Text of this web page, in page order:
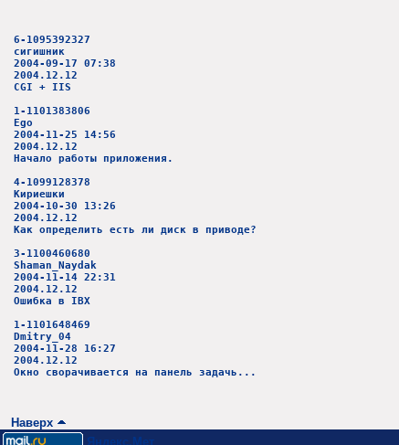
6-1095392327
сигишник
2004-09-17 07:38
2004.12.12
CGI + IIS
1-1101383806
Ego
2004-11-25 14:56
2004.12.12
Начало работы приложения.
4-1099128378
Кириешки
2004-10-30 13:26
2004.12.12
Как определить есть ли диск в приводе?
3-1100460680
Shaman_Naydak
2004-11-14 22:31
2004.12.12
Ошибка в IBX
1-1101648469
Dmitry_04
2004-11-28 16:27
2004.12.12
Окно сворачивается на панель задачь...
Наверх